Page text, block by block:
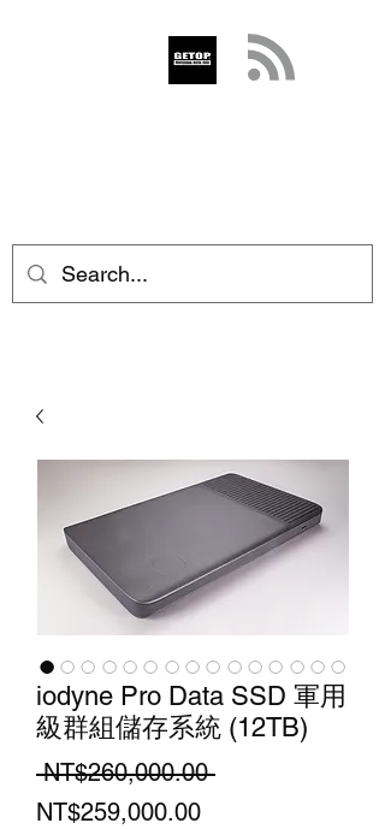
iodyne Pro Data SSD 軍用
級群組儲存系統 (12TB)
NT$260,000.00 一
NT$259,000.00促